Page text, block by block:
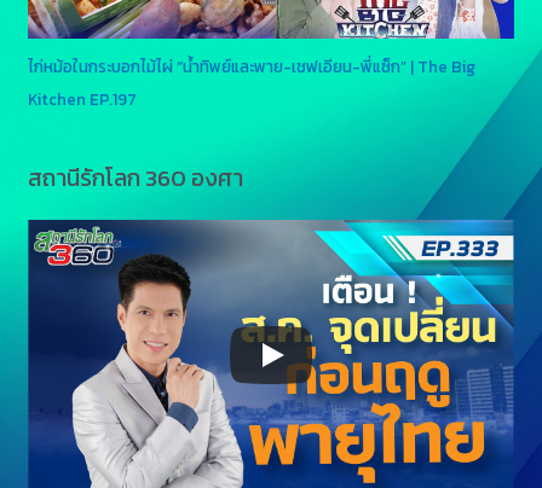
ไก่หม้อในกระบอกไม้ไผ่ “น้ำทิพย์และพาย-เชฟเอียน-พี่แซ็ก” | The Big
Kitchen EP.197
สถานีรักโลก 360 องศา